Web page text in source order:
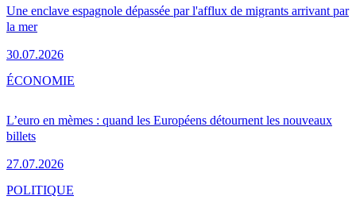
Une enclave espagnole dépassée par l'afflux de migrants arrivant par
la mer
30.07.2026
L’euro en mèmes : quand les Européens détournent les nouveaux
billets
27.07.2026
ÉCONOMIE
POLITIQUE